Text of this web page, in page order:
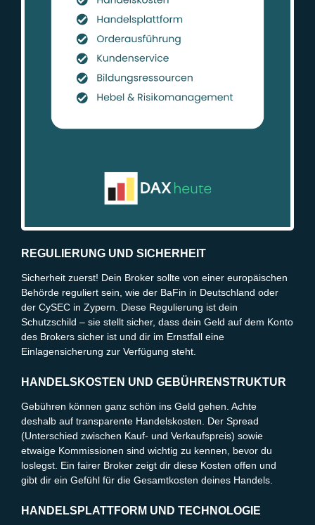
REGULIERUNG UND SICHERHEIT
Sicherheit zuerst! Dein Broker sollte von einer europäischen
Behörde reguliert sein, wie der BaFin in Deutschland oder
der CySEC in Zypern. Diese Regulierung ist dein
Schutzschild – sie stellt sicher, dass dein Geld auf dem Konto
des Brokers sicher ist und dir im Ernstfall eine
Einlagensicherung zur Verfügung steht.
HANDELSKOSTEN UND GEBÜHRENSTRUKTUR
Gebühren können ganz schön ins Geld gehen. Achte
deshalb auf transparente Handelskosten. Der Spread
(Unterschied zwischen Kauf- und Verkaufspreis) sowie
etwaige Kommissionen sind wichtig zu kennen, bevor du
loslegst. Ein fairer Broker zeigt dir diese Kosten offen und
gibt dir ein Gefühl für die Gesamtkosten deines Handels.
HANDELSPLATTFORM UND TECHNOLOGIE